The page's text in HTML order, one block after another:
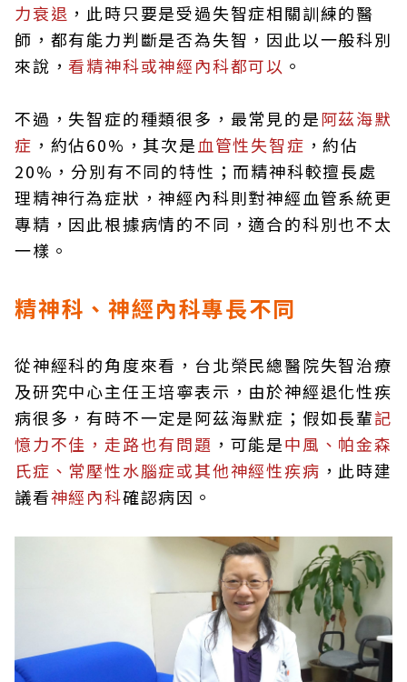
力衰退 ，此時只要是受過失智症相關訓練的醫
師，都有能力判斷是否為失智，因此以一般科別
來說，看精神科或神經內科都可以 。
不過，失智症的種類很多，最常見的是阿茲海默
症 ，約佔60%，其次是血管性失智症 ，約佔
20%，分別有不同的特性；而精神科較擅長處
理精神行為症狀，神經內科則對神經血管系統更
專精，因此根據病情的不同，適合的科別也不太
一樣。
精神科、神經內科專長不同
從神經科的角度來看，台北榮民總醫院失智治療
及研究中心主任王培寧表示，由於神經退化性疾
病很多，有時不一定是阿茲海默症；假如長輩記
憶力不佳，走路也有問題 ，可能是中風、帕金森
氏症、常壓性水腦症或其他神經性疾病 ，此時建
議看神經內科確認病因。